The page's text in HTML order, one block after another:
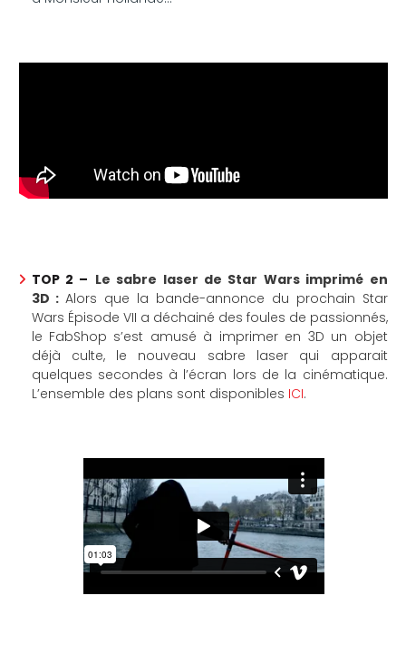
TOP 2 – Le sabre laser de Star Wars imprimé en
3D :Alors que la bande-annonce du prochain Star
Wars Épisode VII a déchainé des foules de passionnés,
le FabShop s’est amusé à imprimer en 3D un objet
déjà culte, le nouveau sabre laser qui apparait
quelques secondes à l’écran lors de la cinématique.
L’ensemble des plans sont disponibles ICI.